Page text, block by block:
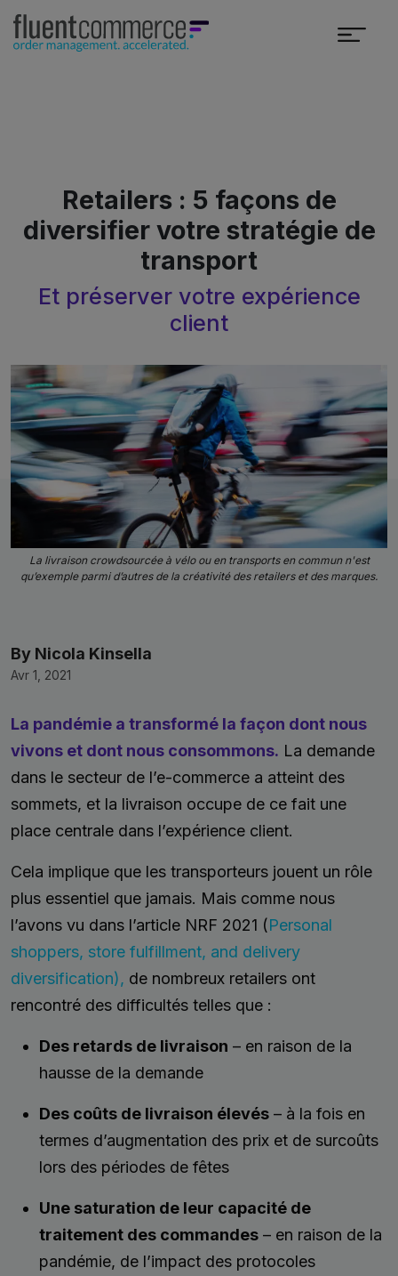
Retailers : 5 façons de
diversifier votre stratégie de
transport
Et préserver votre expérience
client
La livraison crowdsourcée à vélo ou en transports en commun n'est
qu’exemple parmi d’autres de la créativité des retailers et des marques.
By Nicola Kinsella
Avr 1, 2021
La pandémie a transformé la façon dont nous
vivons et dont nous consommons. La demande
dans le secteur de l’e-commerce a atteint des
sommets, et la livraison occupe de ce fait une
place centrale dans l’expérience client.
Cela implique que les transporteurs jouent un rôle
plus essentiel que jamais. Mais comme nous
l’avons vu dans l’article NRF 2021 (Personal
shoppers, store fulfillment, and delivery
diversification), de nombreux retailers ont
rencontré des difficultés telles que :
Des retards de livraison – en raison de la
hausse de la demande
Des coûts de livraison élevés – à la fois en
termes d’augmentation des prix et de surcoûts
lors des périodes de fêtes
Une saturation de leur capacité de
traitement des commandes – en raison de la
pandémie, de l’impact des protocoles